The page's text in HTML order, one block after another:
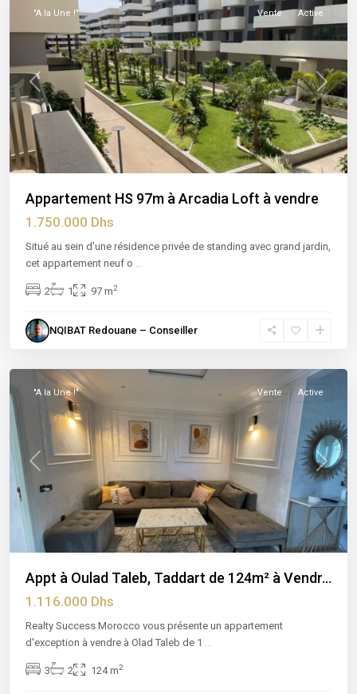
Previous Next
"A la Une !" Vente Active
Appartement HS 97m à Arcadia Loft à vendre
1.750.000 Dhs
Situé au sein d’une résidence privée de standing avec grand jardin,
cet appartement neuf o ...
2 1 97 m2
NQIBAT Redouane – Conseiller
Ain
Chock,
Previous Next
"A la Une !" Vente Active
Appt à Oulad Taleb, Taddart de 124m² à Vendr...
1.116.000 Dhs
Realty Success Morocco vous présente un appartement
d'exception à vendre à Olad Taleb de 1 ...
3 2 124 m2